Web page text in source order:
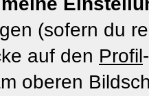
(sofern du
auf den Profil
oberen